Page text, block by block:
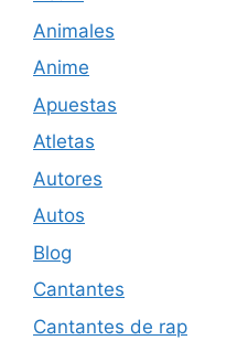
Animales
Anime
Apuestas
Atletas
Autores
Autos
Blog
Cantantes
Cantantes de rap